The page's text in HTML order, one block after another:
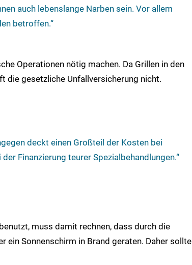
auch lebenslange Narben sein. Vor allem
betroffen.“
Operationen nötig machen. Da Grillen in den
die gesetzliche Unfallversicherung nicht.
deckt einen Großteil der Kosten bei
Finanzierung teurer Spezialbehandlungen.“
muss damit rechnen, dass durch die
ein Sonnenschirm in Brand geraten. Daher sollte